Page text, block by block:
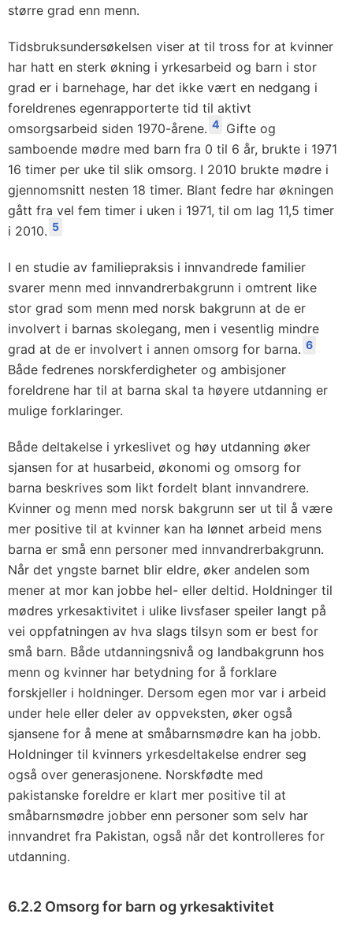
større grad enn menn.
Tidsbruksundersøkelsen viser at til tross for at kvinner
har hatt en sterk økning i yrkesarbeid og barn i stor
grad er i barnehage, har det ikke vært en nedgang i
foreldrenes egenrapporterte tid til aktivt
omsorgsarbeid siden 1970-årene. 4 Gifte og
samboende mødre med barn fra 0 til 6 år, brukte i 1971
16 timer per uke til slik omsorg. I 2010 brukte mødre i
gjennomsnitt nesten 18 timer. Blant fedre har økningen
gått fra vel fem timer i uken i 1971, til om lag 11,5 timer
i 2010. 5
I en studie av familiepraksis i innvandrede familier
svarer menn med innvandrerbakgrunn i omtrent like
stor grad som menn med norsk bakgrunn at de er
involvert i barnas skolegang, men i vesentlig mindre
grad at de er involvert i annen omsorg for barna. 6
Både fedrenes norskferdigheter og ambisjoner
foreldrene har til at barna skal ta høyere utdanning er
mulige forklaringer.
Både deltakelse i yrkeslivet og høy utdanning øker
sjansen for at husarbeid, økonomi og omsorg for
barna beskrives som likt fordelt blant innvandrere.
Kvinner og menn med norsk bakgrunn ser ut til å være
mer positive til at kvinner kan ha lønnet arbeid mens
barna er små enn personer med innvandrerbakgrunn.
Når det yngste barnet blir eldre, øker andelen som
mener at mor kan jobbe hel- eller deltid. Holdninger til
mødres yrkesaktivitet i ulike livsfaser speiler langt på
vei oppfatningen av hva slags tilsyn som er best for
små barn. Både utdanningsnivå og landbakgrunn hos
menn og kvinner har betydning for å forklare
forskjeller i holdninger. Dersom egen mor var i arbeid
under hele eller deler av oppveksten, øker også
sjansene for å mene at småbarnsmødre kan ha jobb.
Holdninger til kvinners yrkesdeltakelse endrer seg
også over generasjonene. Norskfødte med
pakistanske foreldre er klart mer positive til at
småbarnsmødre jobber enn personer som selv har
innvandret fra Pakistan, også når det kontrolleres for
utdanning.
6.2.2 Omsorg for barn og yrkesaktivitet